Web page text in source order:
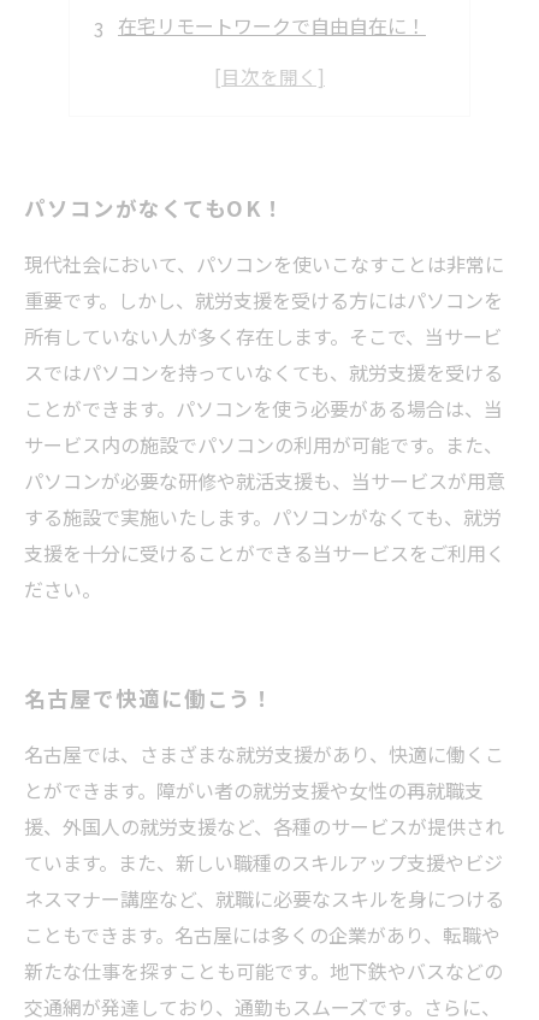
在宅リモートワークで自由自在に！
名古屋でも安心の在宅リモートワーク
パソコンがなくてもOK！
現代社会において、パソコンを使いこなすことは非常に
重要です。しかし、就労支援を受ける方にはパソコンを
所有していない人が多く存在します。そこで、当サービ
スではパソコンを持っていなくても、就労支援を受ける
ことができます。パソコンを使う必要がある場合は、当
サービス内の施設でパソコンの利用が可能です。また、
パソコンが必要な研修や就活支援も、当サービスが用意
する施設で実施いたします。パソコンがなくても、就労
支援を十分に受けることができる当サービスをご利用く
ださい。
名古屋で快適に働こう！
名古屋では、さまざまな就労支援があり、快適に働くこ
とができます。障がい者の就労支援や女性の再就職支
援、外国人の就労支援など、各種のサービスが提供され
ています。また、新しい職種のスキルアップ支援やビジ
ネスマナー講座など、就職に必要なスキルを身につける
こともできます。名古屋には多くの企業があり、転職や
新たな仕事を探すことも可能です。地下鉄やバスなどの
交通網が発達しており、通勤もスムーズです。さらに、